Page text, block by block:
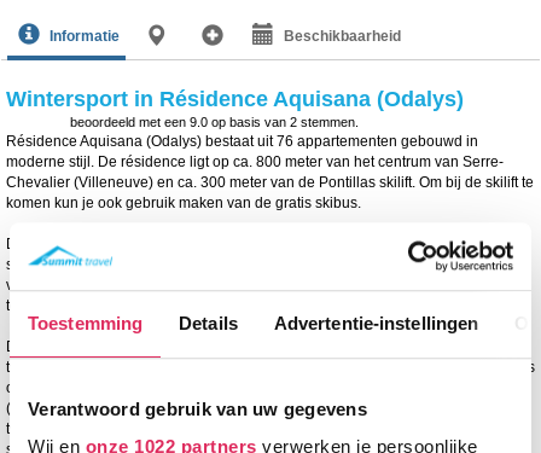
Toestemming Details Advertentie-instellingen
Verantwoord gebruik van uw gegevens
Wij en onze 1022 partners verwerken je persoonlijke
Informatie Beschikbaarheid
Wintersport in Résidence Aquisana (Odalys)
beoordeeld met een 9.0 op basis van 2 stemmen.
Résidence Aquisana (Odalys) bestaat uit 76 appartementen gebouwd in
moderne stijl. De résidence ligt op ca. 800 meter van het centrum van Serre-
Chevalier (Villeneuve) en ca. 300 meter van de Pontillas skilift. Om bij de skilift te
komen kun je ook gebruik maken van de gratis skibus.
De faciliteiten die Résidence Aquisana (Odalys) aanbiedt zijn o.a. een receptie,
skiberging, wasserette (tegen betaling), parkeergarage (tegen betaling), Wi-Fi,
verwarmd zwembad en een fitnessruimte. Ook is er de mogelijkheid om gebruik
te maken van de hammam (tegen betaling).
De moderne appartementen beschikken over een woonkamer met bedbank en
tv. De bedbank heeft een uittrekbed en is geschikt voor 2 personen. De keuken is
o.a. uitgerust met o.a. een keramische kookplaat, koelkast, koffiezetapparaat
(filter), magnetron, waterkoker en vaatwasser. De slaapkamers hebben een
tweepersoonsbed of twee eenpersoonsbedden. De slaapnissen hebben een
stapelbed. De badkamers hebben een bad en/of douche en een toilet. Bijna alle